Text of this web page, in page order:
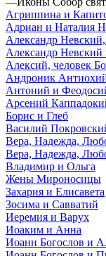
Агриппина и
Адриан и Наталия
Александр
Александр
Алексий, человек
Андроник
Антоний и
Арсений
Борис и Глеб
Василий
Вера, Надежда,
Вера, Надежда,
Владимир и Ольга
Жены Мироносицы
Захария и Елисавета
Зосима и Савватий
Иеремия и Варух
Иоаким и Анна
Иоанн Богослов и